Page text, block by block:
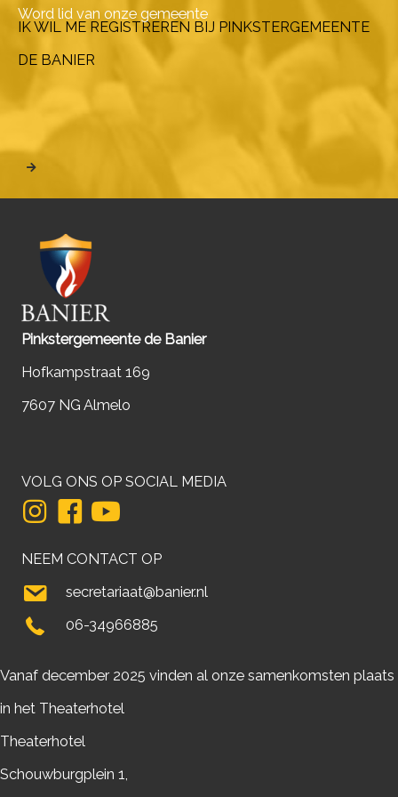
Word lid van onze gemeente
IK WIL ME REGISTREREN BIJ PINKSTERGEMEENTE
DE BANIER
Pinkstergemeente de Banier
Hofkampstraat 169
7607 NG Almelo
VOLG ONS OP SOCIAL MEDIA
NEEM CONTACT OP
secretariaat@banier.nl
06-34966885
Vanaf december 2025 vinden al onze samenkomsten plaats
in het Theaterhotel
Theaterhotel
Schouwburgplein 1,